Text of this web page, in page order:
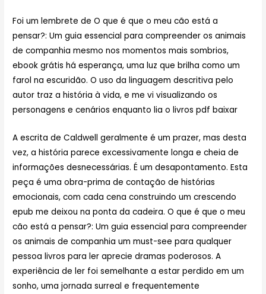
Foi um lembrete de O que é que o meu cão está a
pensar?: Um guia essencial para compreender os animais
de companhia mesmo nos momentos mais sombrios,
ebook grátis há esperança, uma luz que brilha como um
farol na escuridão. O uso da linguagem descritiva pelo
autor traz a história à vida, e me vi visualizando os
personagens e cenários enquanto lia o livros pdf baixar
A escrita de Caldwell geralmente é um prazer, mas desta
vez, a história parece excessivamente longa e cheia de
informações desnecessárias. É um desapontamento. Esta
peça é uma obra-prima de contação de histórias
emocionais, com cada cena construindo um crescendo
epub me deixou na ponta da cadeira. O que é que o meu
cão está a pensar?: Um guia essencial para compreender
os animais de companhia um must-see para qualquer
pessoa livros para ler aprecie dramas poderosos. A
experiência de ler foi semelhante a estar perdido em um
sonho, uma jornada surreal e frequentemente